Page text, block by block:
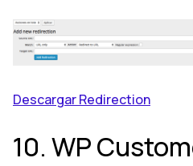
Descargar Redirection
10. WP